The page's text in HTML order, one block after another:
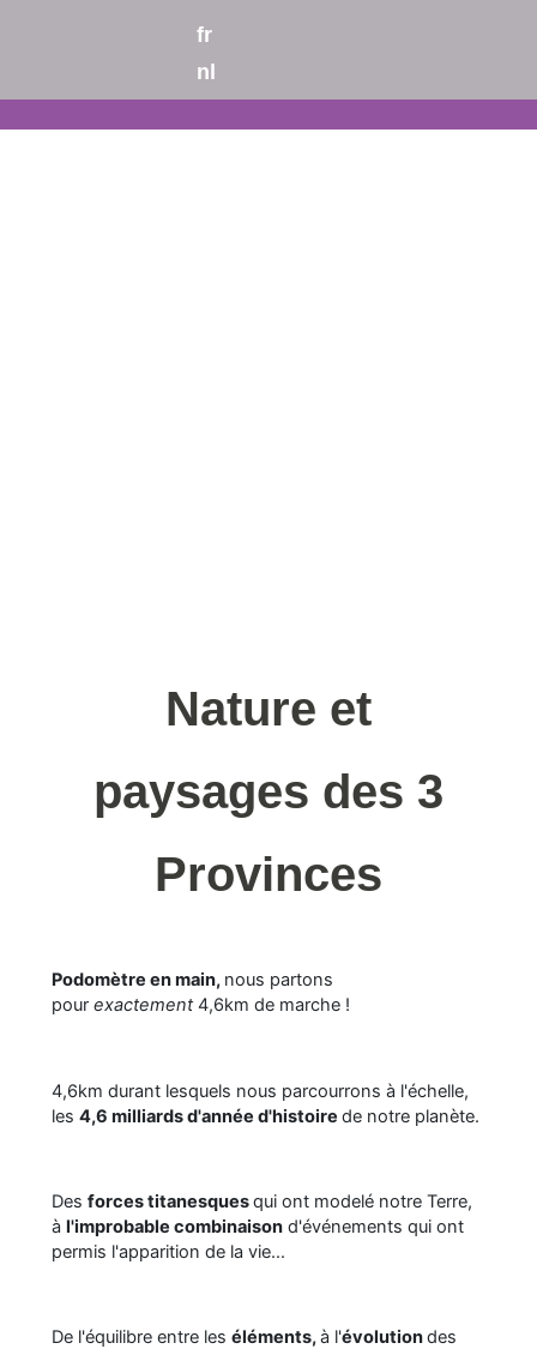
fr
nl
Nature et
paysages des 3
Provinces
Podomètre en main, nous partons
pourexactement4,6km de marche !
4,6km durant lesquels nous parcourrons à l'échelle,
les4,6 milliards d'année d'histoirede notre planète.
Desforces titanesquesqui ont modelé notre Terre,
àl'improbable combinaison d'événements qui ont
permis l'apparition de la vie...
De l'équilibre entre leséléments,à l'évolutiondes